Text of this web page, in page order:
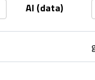
Al (data)